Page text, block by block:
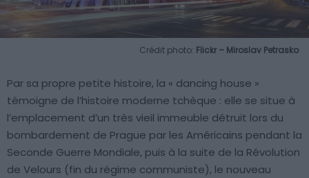
Crédit photo: Flickr – Miroslav Petrasko
Par sa propre petite histoire, la « dancing house »
témoigne de l’histoire moderne tchèque : elle se situe à
l’emplacement d’un très vieil immeuble détruit lors du
bombardement de Prague par les Américains pendant la
Seconde Guerre Mondiale, puis à la suite de la Révolution
de Velours (fin du régime communiste), le nouveau